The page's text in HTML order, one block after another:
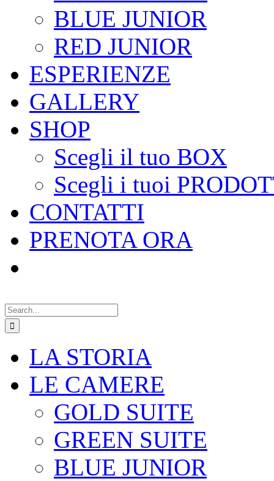
BLUE JUNIOR
RED JUNIOR
ESPERIENZE
GALLERY
SHOP
Scegli il tuo BOX
Scegli i tuoi
CONTATTI
PRENOTA ORA
for:
LA STORIA
LE CAMERE
GOLD SUITE
GREEN SUITE
BLUE JUNIOR